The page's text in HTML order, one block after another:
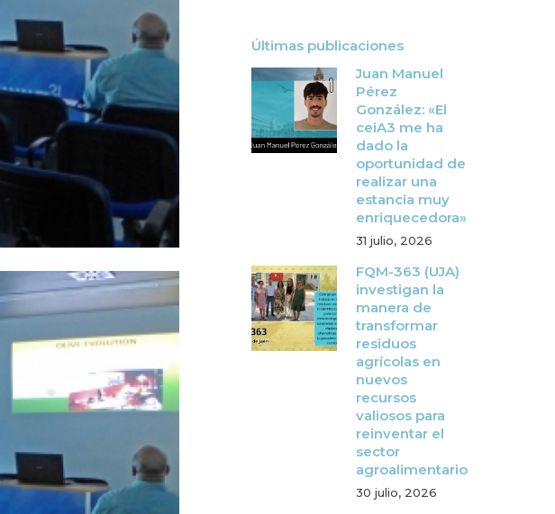
Últimas publicaciones
Juan Manuel
Pérez
González: «El
ceiA3 me ha
dado la
oportunidad de
realizar una
estancia muy
enriquecedora»
31 julio, 2026
FQM-363 (UJA)
investigan la
manera de
transformar
residuos
agrícolas en
nuevos
recursos
valiosos para
reinventar el
sector
agroalimentario
30 julio, 2026